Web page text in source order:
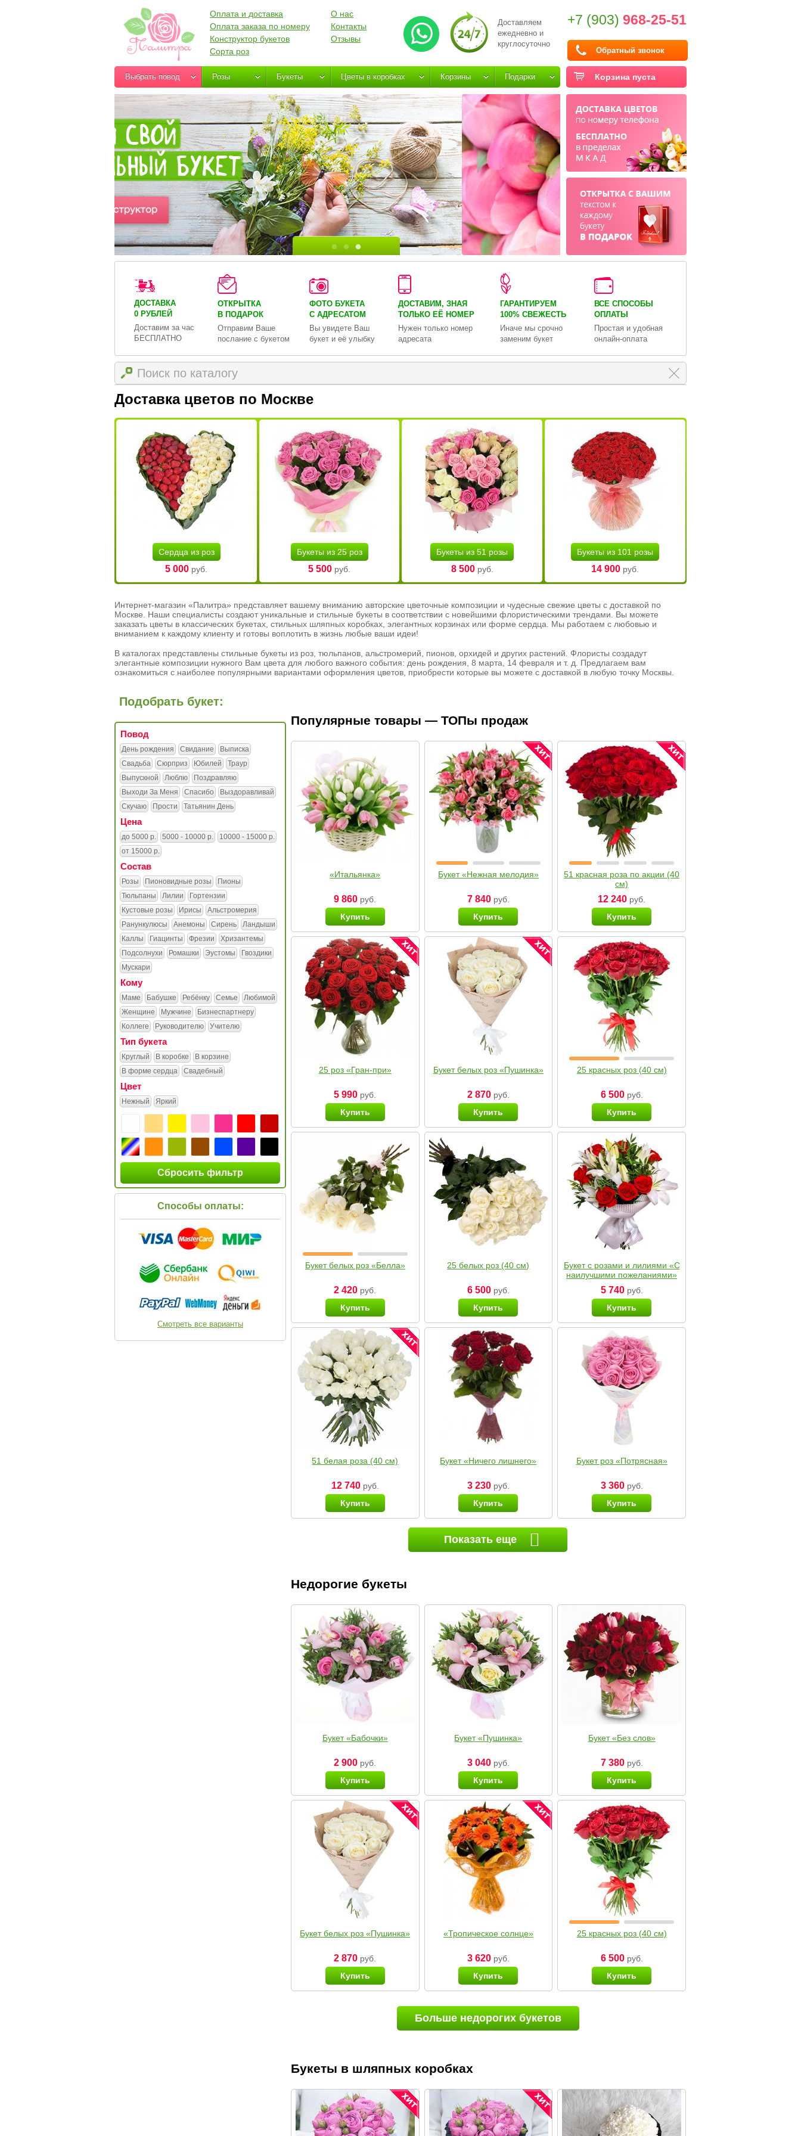
Доставляем
ежедневно и
круглосуточно
+7 (903) 968-25-51
Обратный звонок
Оплата и доставка
Оплата заказа по номеру
Конструктор букетов
Сорта роз
О нас
Контакты
Отзывы
Корзина пуста
Выбрать повод Розы Букеты Цветы в коробках Корзины Подарки
ДОСТАВКА
0 РУБЛЕЙ
Доставим за час
БЕСПЛАТНО
ОТКРЫТКА
В ПОДАРОК
Отправим Ваше
послание с букетом
ФОТО БУКЕТА
С АДРЕСАТОМ
Вы увидете Ваш
букет и её улыбку
ДОСТАВИМ, ЗНАЯ
ТОЛЬКО ЕЁ НОМЕР
Нужен только номер
адресата
ГАРАНТИРУЕМ
100% СВЕЖЕСТЬ
Иначе мы срочно
заменим букет
ВСЕ СПОСОБЫ
ОПЛАТЫ
Простая и удобная
онлайн-оплата
Доставка цветов по Москве
Сердца из роз
5 000 руб.
Букеты из 25 роз
5 500 руб.
Букеты из 51 розы
8 500руб.
Букеты из 101 розы
14 900руб.
Интернет-магазин «Палитра» представляет вашему вниманию авторские цветочные композиции и чудесные свежие цветы с доставкой по
Москве. Наши специалисты создают уникальные и стильные букеты в соответствии с новейшими флористическими трендами. Вы можете
заказать цветы в классических букетах, стильных шляпных коробках, элегантных корзинах или форме сердца. Мы работаем с любовью и
вниманием к каждому клиенту и готовы воплотить в жизнь любые ваши идеи!
В каталогах представлены стильные букеты из роз, тюльпанов, альстромерий, пионов, орхидей и других растений. Флористы создадут
элегантные композиции нужного Вам цвета для любого важного события: день рождения, 8 марта, 14 февраля и т. д. Предлагаем вам
ознакомиться с наиболее популярными вариантами оформления цветов, приобрести которые вы можете с доставкой в любую точку Москвы.
Подобрать букет:
Повод
День рождения Свидание
Выписка
Свадьба
Сюрприз Юбилей
Траур
Выпускной
Люблю
Поздравляю
Выходи За Меня
Спасибо
Выздоравливай
Скучаю
Прости Татьянин День
Цена
до 5000 р. 5000 - 10000 р.
10000 - 15000 р.
от 15000 р.
Состав
Розы Пионовидные розы
Пионы
Тюльпаны
Лилии
Гортензии
Кустовые розы
Ирисы
Альстромерия
Ранункулюсы
Анемоны Сирень
Ландыши
Каллы
Гиацинты Фрезии
Хризантемы
Подсолнухи
Ромашки Эустомы
Гвоздики
Мускари
Кому
Маме Бабушке Ребёнку Семье
Любимой
Женщине
Мужчине
Бизнеспартнеру
Коллеге
Руководителю Учителю
Тип букета
Круглый В коробке
В корзине
В форме сердца
Свадебный
Цвет
Нежный Яркий
Сбросить фильтр
Способы оплаты:
Смотреть все варианты
Популярные товары — ТОПы продаж
«Итальянка»
9 860 руб.
Купить
Букет «Нежная мелодия»
7 840руб.
Купить
51 красная роза по акции (40
см)
12 240 руб.
Купить
25 роз «Гран-при»
5 990 руб.
Купить
Букет белых роз «Пушинка»
2 870руб.
Купить
25 красных роз (40 см)
6 500руб.
Купить
Букет белых роз «Белла»
2 420 руб.
Купить
25 белых роз (40 см)
6 500руб.
Купить
Букет с розами и лилиями «С
наилучшими пожеланиями»
5 740руб.
Купить
51 белая роза (40 см)
12 740руб.
Купить
Букет «Ничего лишнего»
3 230руб.
Купить
Букет роз «Потрясная»
3 360руб.
Купить
Показать еще
Недорогие букеты
Букет «Бабочки»
2 900 руб.
Купить
Букет «Пушинка»
3 040руб.
Купить
Букет «Без слов»
7 380руб.
Купить
Букет белых роз «Пушинка»
2 870 руб.
Купить
«Тропическое солнце»
3 620руб.
Купить
25 красных роз (40 см)
6 500руб.
Купить
Больше недорогих букетов
Букеты в шляпных коробках